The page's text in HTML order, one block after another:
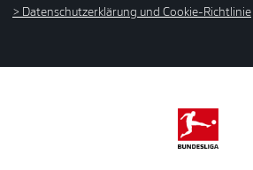
Datenschutzerklärung und Cookie-Richtlinie